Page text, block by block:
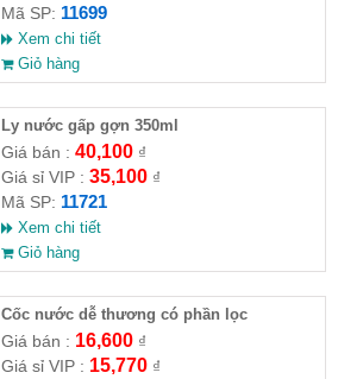
Mã SP: 11699
Xem chi tiết
Giỏ hàng
Ly nước gấp gợn 350ml
Giá bán : 40,100₫
Giá sỉ VIP : 35,100₫
Mã SP: 11721
Xem chi tiết
Giỏ hàng
Cốc nước dễ thương có phần lọc
Giá bán : 16,600₫
Giá sỉ VIP : 15,770₫